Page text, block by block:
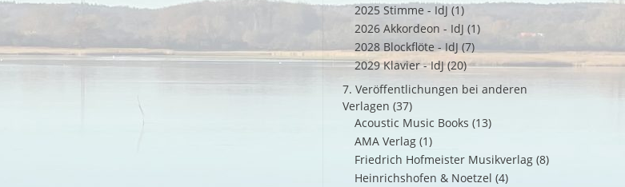
2025 Stimme - IdJ (1)
2026 Akkordeon - IdJ (1)
2028 Blockflöte - IdJ (7)
2029 Klavier - IdJ (20)
7. Veröffentlichungen bei anderen
Verlagen (37)
Acoustic Music Books (13)
AMA Verlag (1)
Friedrich Hofmeister Musikverlag (8)
Heinrichshofen & Noetzel (4)